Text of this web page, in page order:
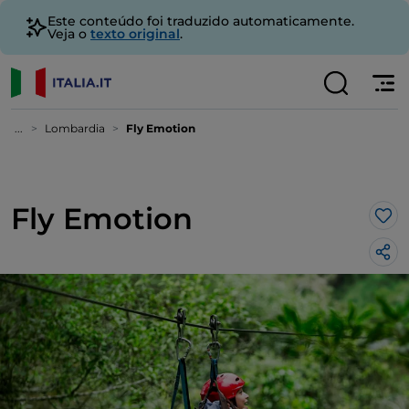
Este conteúdo foi traduzido automaticamente.
Veja o texto original.
... Lombardia Fly Emotion
Fly Emotion